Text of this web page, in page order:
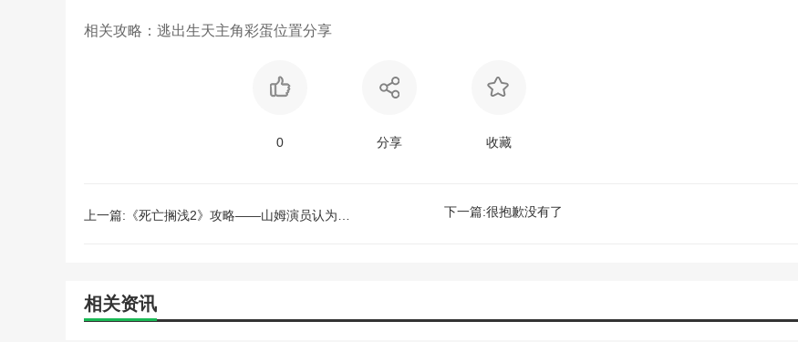
相关攻略：逃出生天主角彩蛋位置分享
0 分享 收藏
下一篇:很抱歉没有了
相关资讯